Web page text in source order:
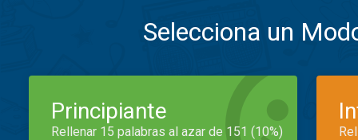
Selecciona un
Principiante
Rellenar 15 palabras al azar de 151 (10%)